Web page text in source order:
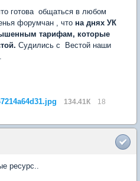
готова общаться в любом
форумчан , что на днях УК
тарифам, которые
Судились с Вестой наши
134.41К
18
ресурс..